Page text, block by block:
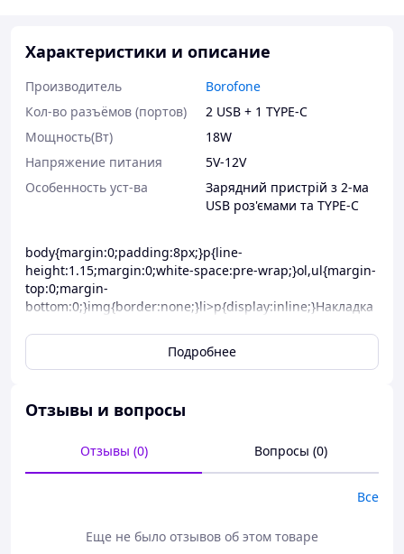
Характеристики и описание
Производитель
Borofone
Кол-во разъёмов (портов)
2 USB + 1 TYPE-C
Мощность(Вт)
18W
Напряжение питания
5V-12V
Особенность уст-ва
Зарядний пристрій з 2-ма
USB роз'ємами та TYPE-C
body{margin:0;padding:8px;}p{line-
height:1.15;margin:0;white-space:pre-wrap;}ol,ul{margin-
top:0;margin-
bottom:0;}img{border:none;}li>p{display:inline;}Накладка
произведен из высококачественного силикона,
который обладает отличными защитными и
повреждениям . Накладка имеет внутреннюю отделку
мобильного устройства от попадания пыли,
образования потертостей и других повреждений,
силиконовой накладки на гаджет.Silicone Case Задняя
защиту в нижней части чехла со стороны зарядного
Подробнее
Отзывы и вопросы
Отзывы (0) Вопросы (0)
Все
Еще не было отзывов об этом товаре